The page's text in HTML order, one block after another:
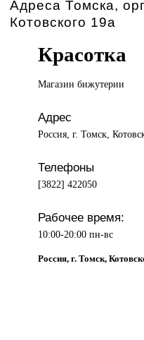
Адреса Томска,
Котовского 19а
Красотка
Магазин бижутерии
Адрес
Россия, г. Томск,
Телефоны
[3822] 422050
Рабочее время:
10:00-20:00 пн-вс
Россия, г. Томск,